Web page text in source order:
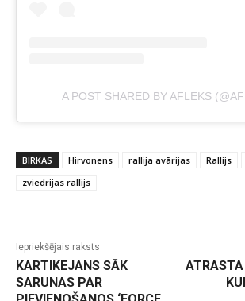
A POST SHARED BY AFLEKS
BIRKAS Hirvonens rallija avārijas Rallijs
zviedrijas rallijs
Iepriekšējais raksts
KARTIKEJANS SĀK
SARUNAS PAR